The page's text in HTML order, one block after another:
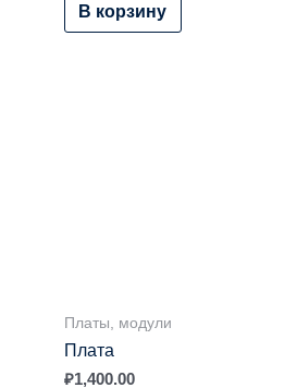
В корзину
Платы, модули
Плата
₽1,400.00